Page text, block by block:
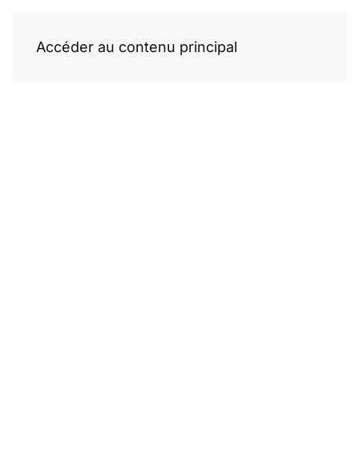
Accéder au contenu principal